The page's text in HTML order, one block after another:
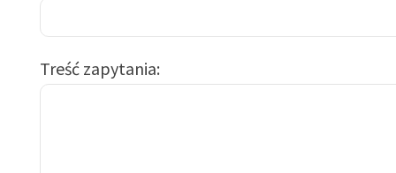
Treść zapytania